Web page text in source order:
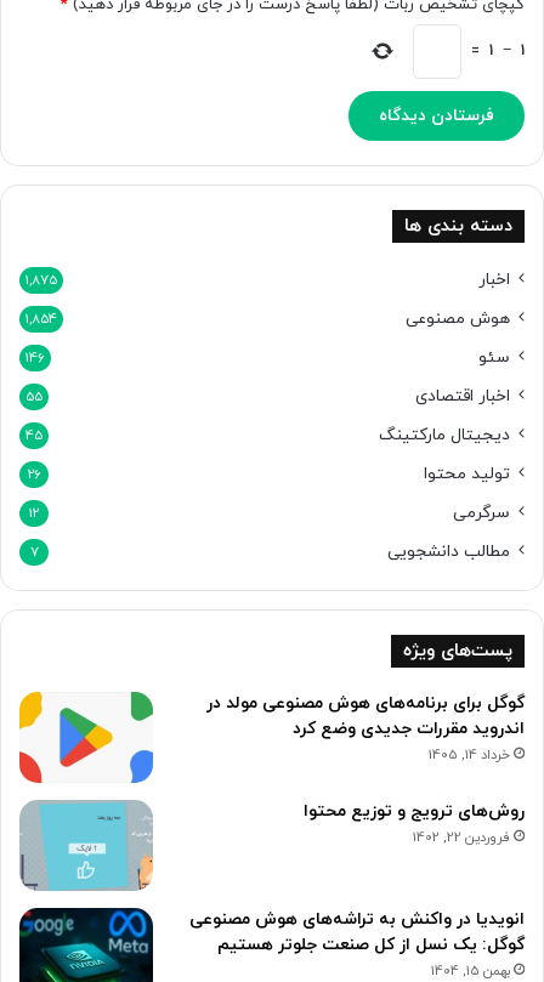
ض
ا
ه
ک
د
م
ا
ا
ک
ی
1
−
1
=
دسته بندی ها
اخبار 1,875
هوش مصنوعی 1,854
سئو 146
اخبار اقتصادی 55
دیجیتال مارکتینگ 45
تولید محتوا 26
سرگرمی 12
مطالب دانشجویی 7
پست‌های ویژه
گوگل برای برنامه‌های هوش مصنوعی مولد در
اندروید مقررات جدیدی وضع کرد
خرداد 14, 1405
روش‌های ترویج و توزیع محتوا
فروردین 22, 1402
انویدیا در واکنش به تراشه‌های هوش مصنوعی
گوگل: یک نسل از کل صنعت جلوتر هستیم
بهمن 15, 1404